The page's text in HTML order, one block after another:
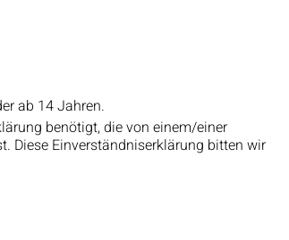
ab 14 Jahren.
benötigt, die von einem/einer
Diese Einverständniserklärung bitten wir